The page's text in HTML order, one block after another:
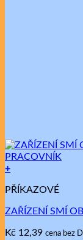
+
produkt
více
Možnosti
PŘÍKAZOVÉ
ZAŘÍZENÍ SMÍ
Kč 12,39 cena bez